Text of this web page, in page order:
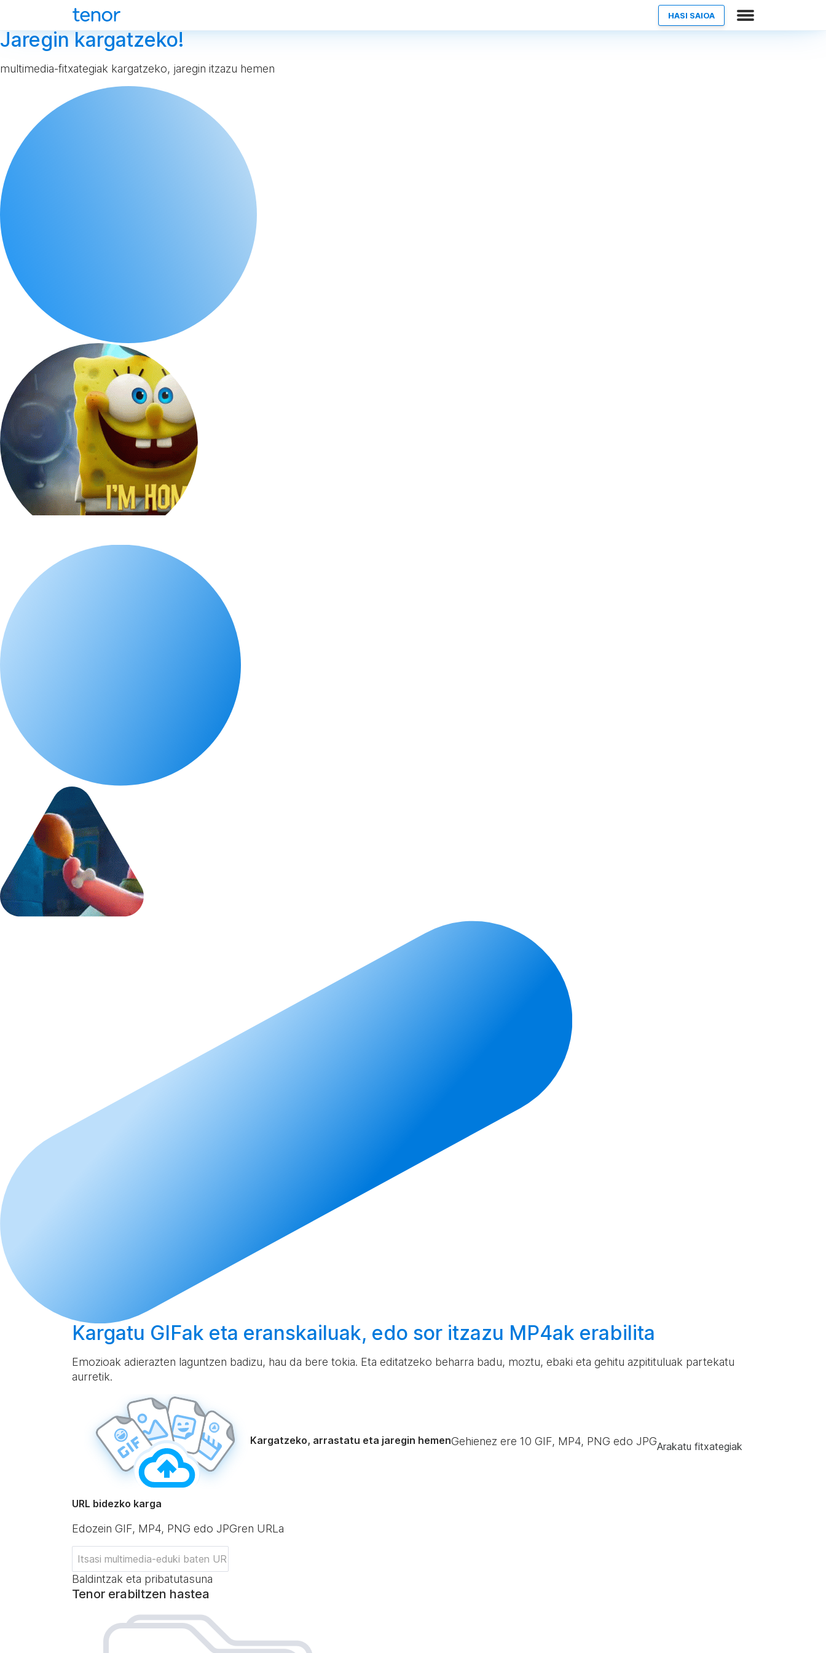
HASI SAIOA
Jaregin kargatzeko!
multimedia-fitxategiak kargatzeko, jaregin itzazu hemen
Kargatu GIFak eta eranskailuak, edo sor itzazu MP4ak erabilita
Emozioak adierazten laguntzen badizu, hau da bere tokia. Eta editatzeko beharra badu, moztu, ebaki eta gehitu azpitituluak partekatu
aurretik.
Kargatzeko, arrastatu eta jaregin hemenGehienez ere 10 GIF, MP4, PNG edo JPGArakatu fitxategiak
URL bidezko karga
Edozein GIF, MP4, PNG edo JPGren URLa
Baldintzak eta pribatutasuna
Tenor erabiltzen hastea